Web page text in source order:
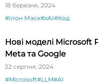
18 березня, 2024
#Ілон Маск#xAI#Код
Нові моделі Microsoft
Meta та Google
22 серпня, 2024
#Microsoft#LLM#AI